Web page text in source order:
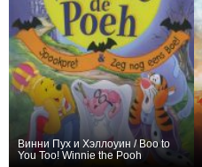
Винни Пух и Хэллоуин / Boo to
You Too! Winnie the Pooh